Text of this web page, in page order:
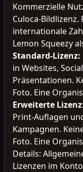
Kommerzielle
Culoca-
internationale
Lemon Squeezy
Standard-Lizenz:
in Websites,
Präsentationen.
Foto. Eine
Erweiterte Lizenz
Print-Auflagen
Kampagnen.
Foto. Eine
Details:
Lizenzen im Konto